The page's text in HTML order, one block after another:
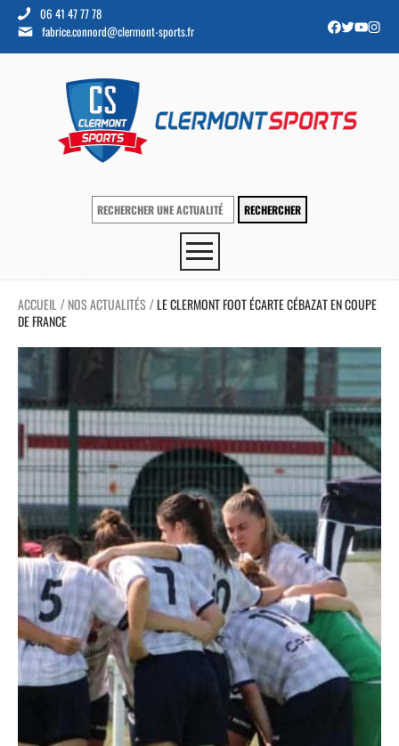
06 41 47 77 78
fabrice.connord@clermont-sports.fr
ACCUEIL / NOS ACTUALITÉS /LE CLERMONT FOOT ÉCARTE CÉBAZAT EN COUPE
DE FRANCE